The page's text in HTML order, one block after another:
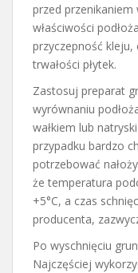
przed
właściwości
przyczepność
trwałości płytek.
Zastosuj preparat
wyrównaniu
wałkiem lub
przypadku bardzo
potrzebować
że temperatura
+5°C, a czas
producenta,
Po wyschnięciu
Najczęściej